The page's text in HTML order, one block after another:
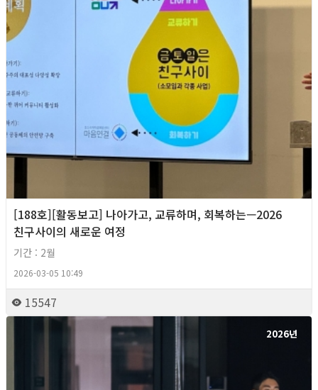
[188호][활동보고] 나아가고, 교류하며, 회복하는—2026
친구사이의 새로운 여정
기간 : 2월
2026-03-05 10:49
15547
2026년